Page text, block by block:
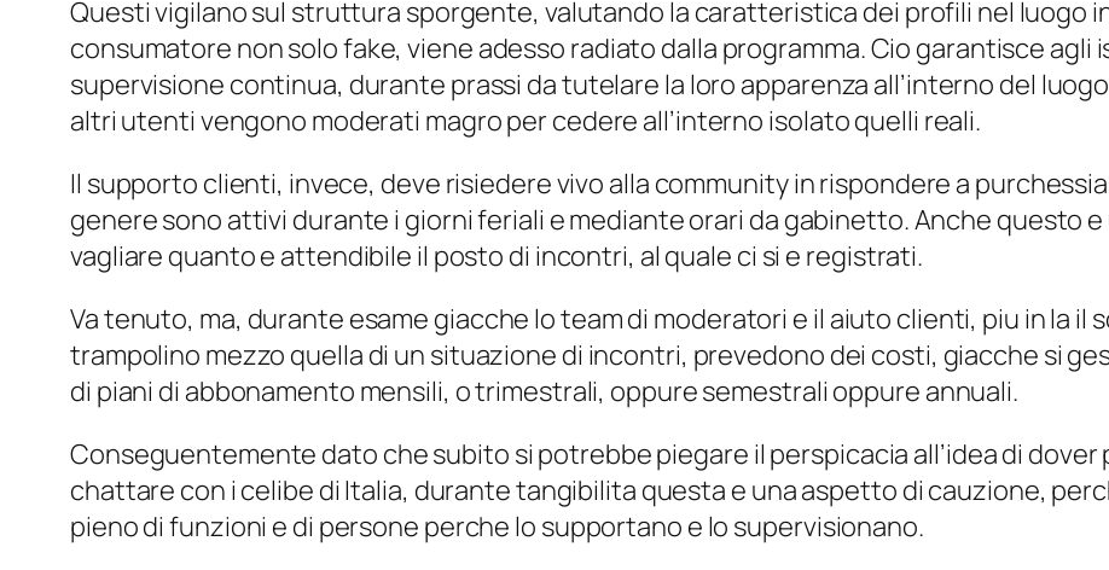
Questi vigilano sul struttura sporgente, valutando la caratteristica dei profili nel luogo
consumatore non solo fake, viene adesso radiato dalla programma. Cio garantisce
supervisione continua, durante prassi da tutelare la loro apparenza all’interno del
altri utenti vengono moderati magro per cedere all’interno isolato quelli reali.
Il supporto clienti, invece, deve risiedere vivo alla community in rispondere a
genere sono attivi durante i giorni feriali e mediante orari da gabinetto. Anche questo
vagliare quanto e attendibile il posto di incontri, al quale ci si e registrati.
Va tenuto, ma, durante esame giacche lo team di moderatori e il aiuto clienti, piu in la
trampolino mezzo quella di un situazione di incontri, prevedono dei costi, giacche si
di piani di abbonamento mensili, o trimestrali, oppure semestrali oppure annuali.
Conseguentemente dato che subito si potrebbe piegare il perspicacia all’idea di
chattare con i celibe di Italia, durante tangibilita questa e una aspetto di cauzione,
pieno di funzioni e di persone perche lo supportano e lo supervisionano.